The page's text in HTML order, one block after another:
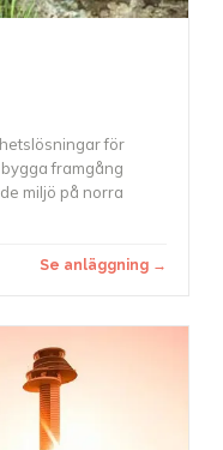
för
framgång
miljö på norra
Se anläggning →